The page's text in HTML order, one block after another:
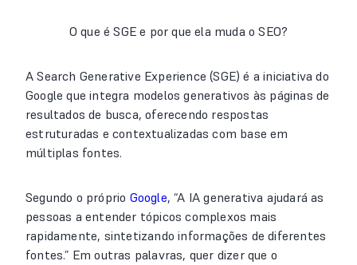
O que é SGE e por que ela muda o SEO?
A Search Generative Experience (SGE) é a iniciativa do
Google que integra modelos generativos às páginas de
resultados de busca, oferecendo respostas
estruturadas e contextualizadas com base em
múltiplas fontes.
Segundo o próprio Google, “A IA generativa ajudará as
pessoas a entender tópicos complexos mais
rapidamente, sintetizando informações de diferentes
fontes.” Em outras palavras, quer dizer que o